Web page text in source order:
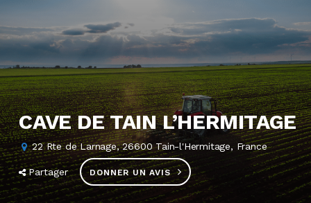
CAVE DE TAIN L’HERMITAGE
22 Rte de Larnage, 26600 Tain-l'Hermitage, France
Partager DONNER UN AVIS